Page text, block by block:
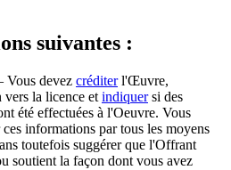
suivantes :
devez créditerl'Œuvre,
la licence et indiquersi des
été effectuées à l'Oeuvre. Vous
informations par tous les moyens
toutefois suggérer que l'Offrant
soutient la façon dont vous avez